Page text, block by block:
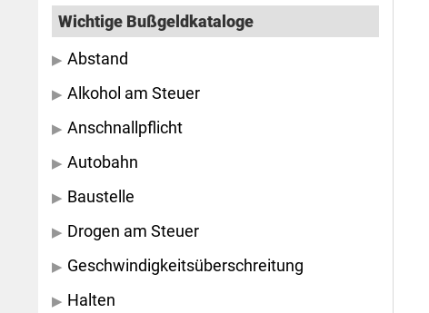
Wichtige Bußgeldkataloge
Abstand
Alkohol am Steuer
Anschnallpflicht
Autobahn
Baustelle
Drogen am Steuer
Geschwindigkeitsüberschreitung
Halten